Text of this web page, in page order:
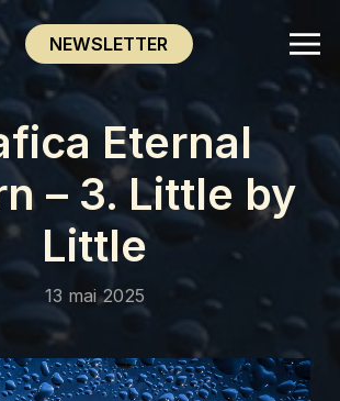
NEWSLETTER
Eternal
– 3. Little by
Little
13 mai 2025